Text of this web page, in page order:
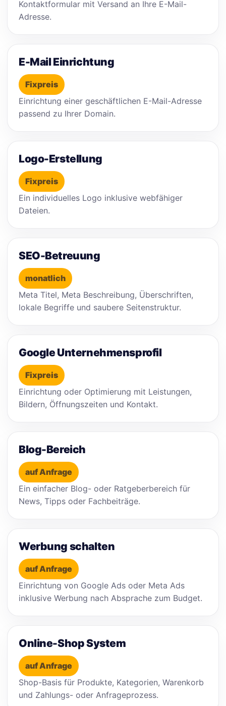
Kontaktformular mit Versand an Ihre E-Mail-
Adresse.
E-Mail Einrichtung
Fixpreis
Einrichtung einer geschäftlichen E-Mail-Adresse
passend zu Ihrer Domain.
Logo-Erstellung
Fixpreis
Ein individuelles Logo inklusive webfähiger
Dateien.
SEO-Betreuung
monatlich
Meta Titel, Meta Beschreibung, Überschriften,
lokale Begriffe und saubere Seitenstruktur.
Google Unternehmensprofil
Fixpreis
Einrichtung oder Optimierung mit Leistungen,
Bildern, Öffnungszeiten und Kontakt.
Blog-Bereich
auf Anfrage
Ein einfacher Blog- oder Ratgeberbereich für
News, Tipps oder Fachbeiträge.
Werbung schalten
auf Anfrage
Einrichtung von Google Ads oder Meta Ads
inklusive Werbung nach Absprache zum Budget.
Online-Shop System
auf Anfrage
Shop-Basis für Produkte, Kategorien, Warenkorb
und Zahlungs- oder Anfrageprozess.